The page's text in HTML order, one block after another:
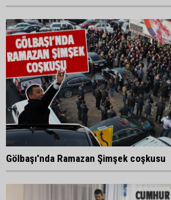
Gölbaşı'nda Ramazan Şimşek coşkusu